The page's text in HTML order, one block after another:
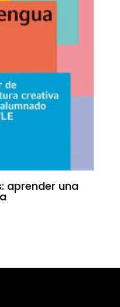
aprender una